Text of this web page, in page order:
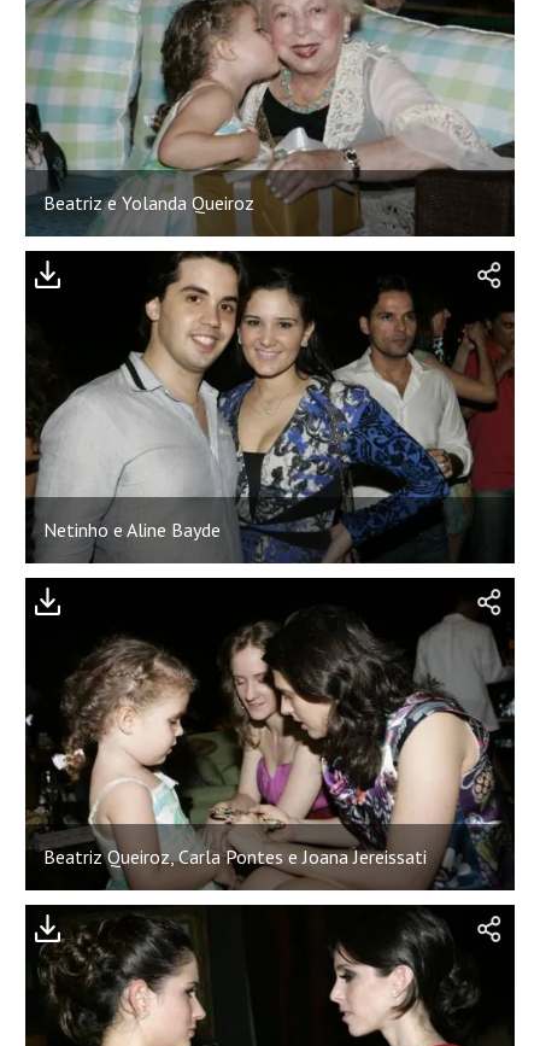
Beatriz e Yolanda Queiroz
Netinho e Aline Bayde
Beatriz Queiroz, Carla Pontes e Joana Jereissati